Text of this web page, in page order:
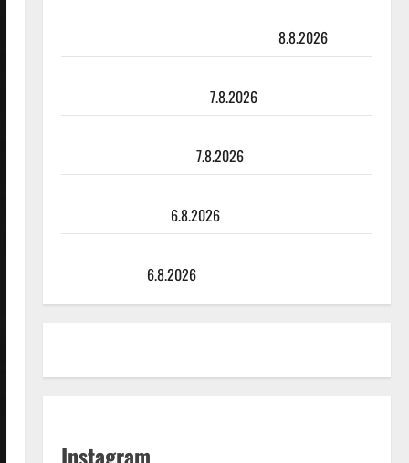
8.8.2026
7.8.2026
7.8.2026
6.8.2026
6.8.2026
Instagram